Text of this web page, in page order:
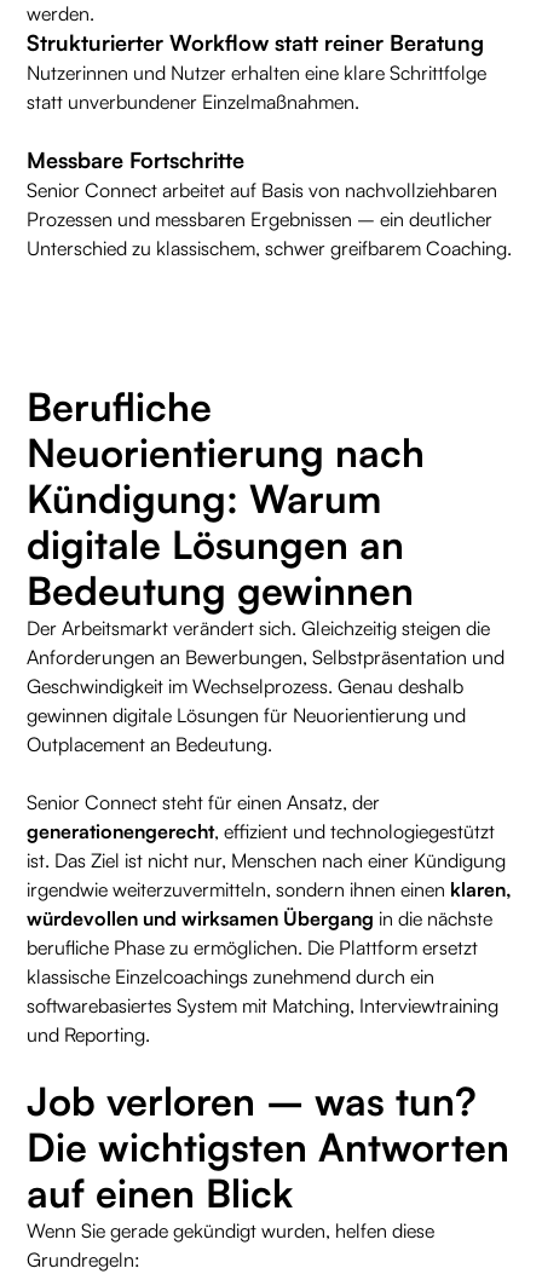
werden.
Strukturierter Workflow statt reiner Beratung
Nutzerinnen und Nutzer erhalten eine klare Schrittfolge
statt unverbundener Einzelmaßnahmen.
Messbare Fortschritte
Senior Connect arbeitet auf Basis von nachvollziehbaren
Prozessen und messbaren Ergebnissen – ein deutlicher
Unterschied zu klassischem, schwer greifbarem Coaching.
Berufliche
Neuorientierung nach
Kündigung: Warum
digitale Lösungen an
Bedeutung gewinnen
Der Arbeitsmarkt verändert sich. Gleichzeitig steigen die
Anforderungen an Bewerbungen, Selbstpräsentation und
Geschwindigkeit im Wechselprozess. Genau deshalb
gewinnen digitale Lösungen für Neuorientierung und
Outplacement an Bedeutung.
Senior Connect steht für einen Ansatz, der
generationengerecht, effizient und technologiegestützt
ist. Das Ziel ist nicht nur, Menschen nach einer Kündigung
irgendwie weiterzuvermitteln, sondern ihnen einen klaren,
würdevollen und wirksamen Übergang in die nächste
berufliche Phase zu ermöglichen. Die Plattform ersetzt
klassische Einzelcoachings zunehmend durch ein
softwarebasiertes System mit Matching, Interviewtraining
und Reporting.
Job verloren – was tun?
Die wichtigsten Antworten
auf einen Blick
Wenn Sie gerade gekündigt wurden, helfen diese
Grundregeln: